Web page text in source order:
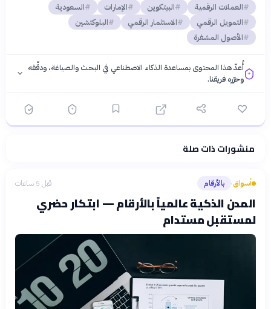
العملات الرقمية البيتكوين الإمارات
السعودية
التمويل الرقمي
الاستثمار الرقمي
البلوكتشين
الأصول المشفرة
أُعدّ هذا المحتوى بمساعدة الذكاء الاصطناعي في البحث والصياغة، ودقّقه
وحرّره فريقنا.
فلسفتنا المعرفية· سياسة الذكاء الاصطناعيمنشورات ذات صلة
أسواق› بالأرقام قبل 5 ساعات
المدن الذكية عالمياً بالأرقام — ابتكار حضري
لمستقبل مستدام